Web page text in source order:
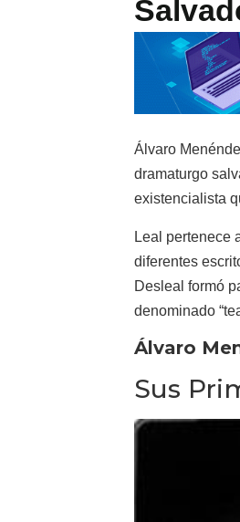
Álvaro
dramaturgo
existencialista
Leal pertenece
diferentes
Desleal formó
denominado
Álvaro
Sus